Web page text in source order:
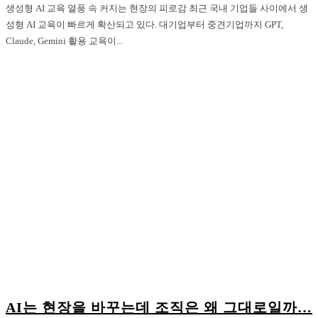
생성형 AI 교육 열풍 속 커지는 현장의 피로감 최근 국내 기업들 사이에서 생
성형 AI 교육이 빠르게 확산되고 있다. 대기업부터 중견기업까지 GPT,
Claude, Gemini 활용 교육이...
AI는 현장을 바꾸는데 조직은 왜 그대로일까…